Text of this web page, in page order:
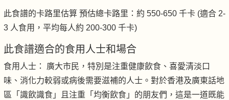
此食譜的卡路里估算 預估總卡路里：約 550-650 千卡 (適合 2-
3 人食用，平均每人約 200-300 千卡)
此食譜適合的食用人士和場合
食用人士： 廣大市民，特別是注重健康飲食、喜愛清淡口
味、消化力較弱或病後需要滋補的人士。對於香港及廣東話地
區「識飲識食」且注重「均衡飲食」的朋友們，這是一道既能